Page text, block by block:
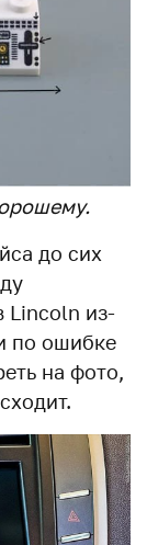
до сих
Lincoln из-
по ошибке
на фото,